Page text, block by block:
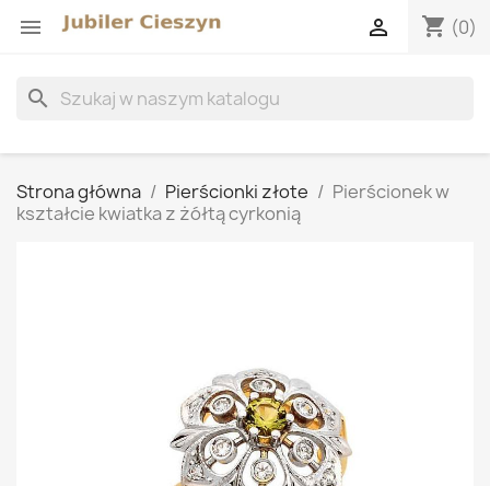
 shopping_cart (0)

search
Strona główna Pierścionki złote
Pierścionek w
kształcie kwiatka z żółtą cyrkonią